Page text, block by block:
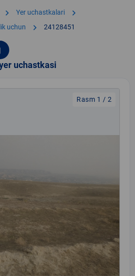
chevron_right Yer uchastkalari chevron_right
uchun chevron_right 24128451
uchastkasi
Rasm 1 / 2